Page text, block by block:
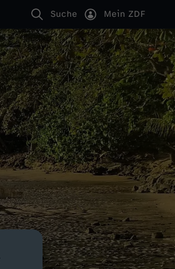
Suche Mein ZDF